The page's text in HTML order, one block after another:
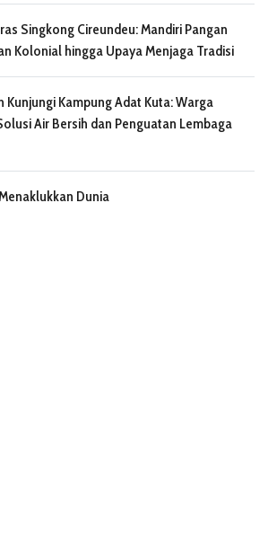
Singkong Cireundeu: Mandiri Pangan
Kolonial hingga Upaya Menjaga Tradisi
Kunjungi Kampung Adat Kuta: Warga
Air Bersih dan Penguatan Lembaga
Dunia